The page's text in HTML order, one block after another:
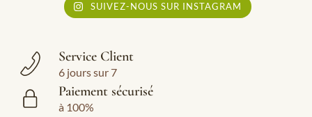
SUIVEZ-NOUS SUR INSTAGRAM
Service Client
6 jours sur 7
Paiement sécurisé
à 100%